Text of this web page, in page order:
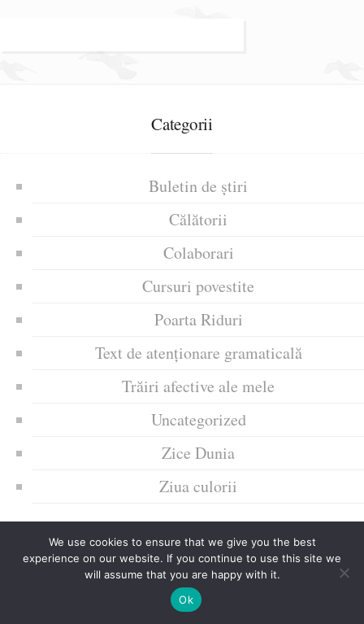
Categorii
Buletin de știri
Călătorii
Colaborari
Cursuri povestite
Poarta Riduri
Text de atenționare gramaticală
Trăiri afective ale mele
Uncategorized
Zice Dunia
Ziua culorii
We use cookies to ensure that we give you the best
experience on our website. If you continue to use this site we
will assume that you are happy with it.
Ok